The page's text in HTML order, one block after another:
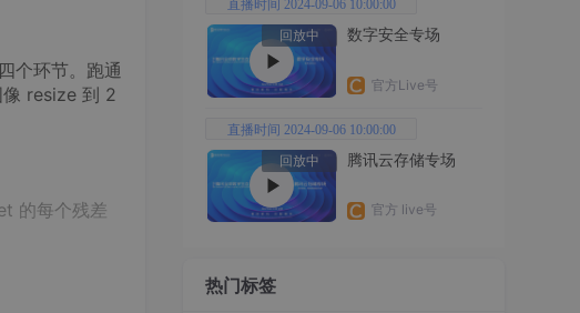
个环节。跑通
像 resize 到 2
的每个残差
直播时间 2024-09-06 10:00:00
回放中
数字安全专场
官方Live号
直播时间 2024-09-06 10:00:00
回放中
腾讯云存储专场
官方 live号
热门标签